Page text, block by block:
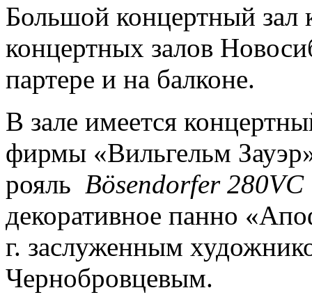
Большой концертный зал
концертных залов
партере и на балконе.
В зале имеется
фирмы «Вильгельм
рояль Bösendorfer 280VC
декоративное панно
г. заслуженным
Чернобровцевым.